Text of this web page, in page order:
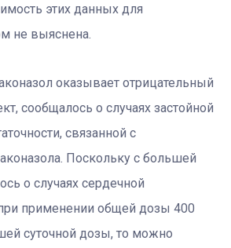
этих данных для
не выяснена.
оказывает отрицательный
сообщалось о случаях застойной
связанной с
Поскольку с большей
о случаях сердечной
применении общей дозы 400
суточной дозы, то можно